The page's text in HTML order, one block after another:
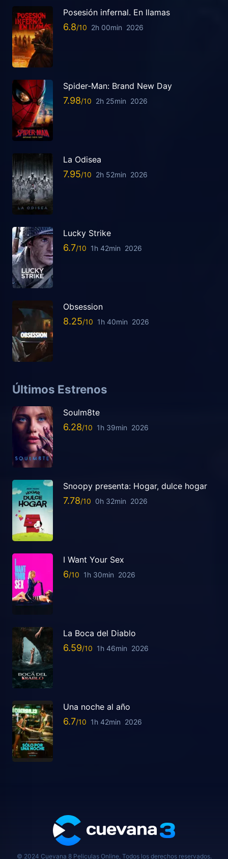
Posesión infernal. En llamas
6.8 2h 00min 2026
Spider-Man: Brand New Day
7.98 2h 25min 2026
La Odisea
7.95 2h 52min 2026
Lucky Strike
6.7 1h 42min 2026
Obsession
8.25 1h 40min 2026
Últimos Estrenos
Soulm8te
6.28 1h 39min 2026
Snoopy presenta: Hogar, dulce hogar
7.78 0h 32min 2026
I Want Your Sex
6 1h 30min 2026
La Boca del Diablo
6.59 1h 46min 2026
Una noche al año
6.7 1h 42min 2026
© 2024 Cuevana 8 Peliculas Online, Todos los derechos reservados.